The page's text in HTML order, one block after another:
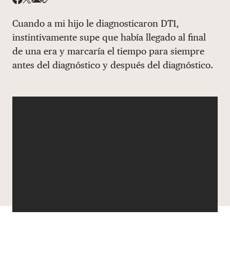
Quienes somos
DONAR
Cuando a mi hijo le diagnosticaron DT1,
instintivamente supe que había llegado al final
de una era y marcaría el tiempo para siempre
antes del diagnóstico y después del diagnóstico.